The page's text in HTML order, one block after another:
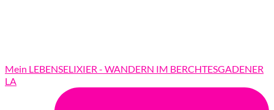
Mein LEBENSELIXIER - WANDERN IM BERCHTESGADENER
LA